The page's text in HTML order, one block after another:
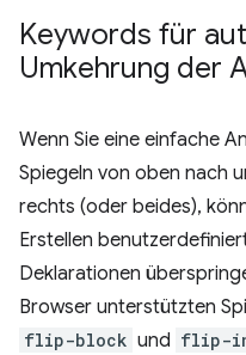
Keywords für
Umkehrung der
Wenn Sie eine einfache
Spiegeln von oben nach
rechts (oder beides),
Erstellen
Deklarationen
Browser unterstützten
flip-block und flip-